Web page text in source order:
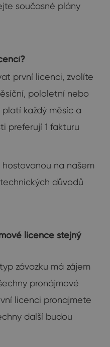
současné plány
první licenci, zvolíte
pololetní nebo
každý měsíc a
preferují 1 fakturu
na našem
důvodů
licence stejný
závazku má zájem
pronájmové
licenci pronajmete
další budou